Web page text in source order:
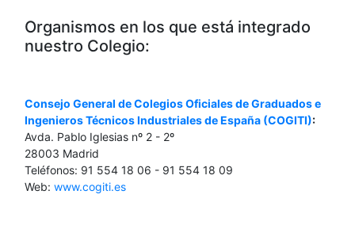
Organismos en los que está integrado
nuestro Colegio:
Consejo General de Colegios Oficiales de Graduados e
Ingenieros Técnicos Industriales de España (COGITI):
Avda. Pablo Iglesias nº 2 - 2º
28003 Madrid
Teléfonos: 91 554 18 06 - 91 554 18 09
Web: www.cogiti.es